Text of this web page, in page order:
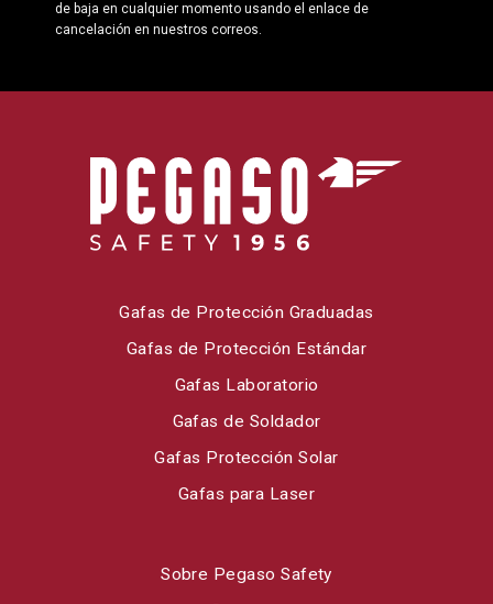
de baja en cualquier momento usando el enlace de
cancelación en nuestros correos.
Gafas de Protección Graduadas
Gafas de Protección Estándar
Gafas Laboratorio
Gafas de Soldador
Gafas Protección Solar
Gafas para Laser
Sobre Pegaso Safety